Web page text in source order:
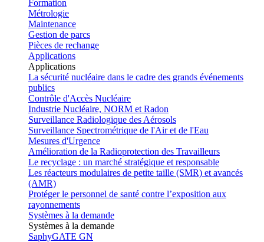
Formation
Métrologie
Maintenance
Gestion de parcs
Pièces de rechange
Applications
Applications
La sécurité nucléaire dans le cadre des grands événements
publics
Contrôle d'Accès Nucléaire
Industrie Nucléaire, NORM et Radon
Surveillance Radiologique des Aérosols
Surveillance Spectrométrique de l'Air et de l'Eau
Mesures d'Urgence
Amélioration de la Radioprotection des Travailleurs
Le recyclage : un marché stratégique et responsable
Les réacteurs modulaires de petite taille (SMR) et avancés
(AMR)
Protéger le personnel de santé contre l’exposition aux
rayonnements
Systèmes à la demande
Systèmes à la demande
SaphyGATE GN